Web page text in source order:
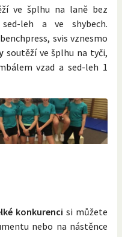
ve šplhu na laně bez
leh a ve shybech.
svis vznesmo
soutěží ve šplhu na tyči,
vzad a sed-leh 1
konkurenci si můžete
nebo na nástěnce